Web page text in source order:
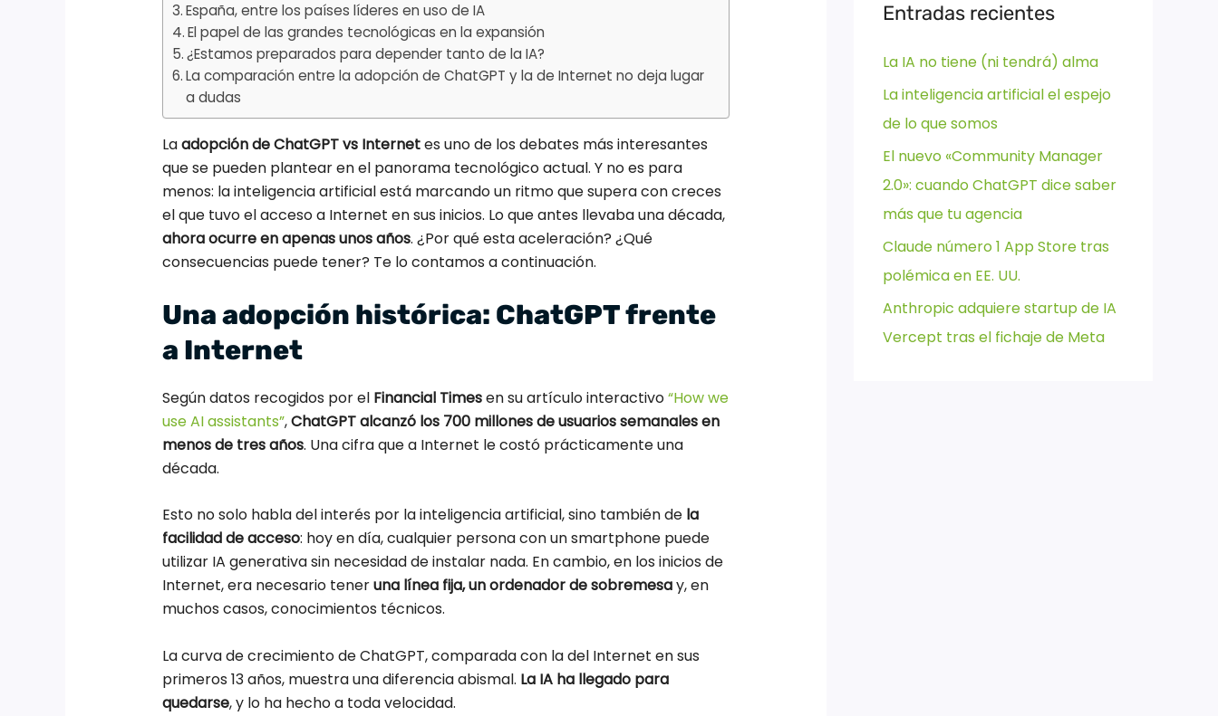
España, entre los países líderes en uso de IA
El papel de las grandes tecnológicas en la expansión
¿Estamos preparados para depender tanto de la IA?
La comparación entre la adopción de ChatGPT y la de Internet no deja lugar
a dudas
Laadopción de ChatGPT vs Internetes uno de los debates más interesantes
que se pueden plantear en el panorama tecnológico actual. Y no es para
menos: la inteligencia artificial está marcando un ritmo que supera con creces
el que tuvo el acceso a Internet en sus inicios. Lo que antes llevaba una década,
ahora ocurre en apenas unos años. ¿Por qué esta aceleración? ¿Qué
consecuencias puede tener? Te lo contamos a continuación.
Una adopción histórica: ChatGPT frente
a Internet
Según datos recogidos por el Financial Timesen su artículo interactivo“How we
use AI assistants”,ChatGPT alcanzó los 700 millones de usuarios semanales en
menos de tres años. Una cifra que a Internet le costó prácticamente una
década.
Esto no solo habla del interés por la inteligencia artificial, sino también de la
facilidad de acceso: hoy en día, cualquier persona con un smartphone puede
utilizar IA generativa sin necesidad de instalar nada. En cambio, en los inicios de
Internet, era necesario teneruna línea fija, un ordenador de sobremesay, en
muchos casos, conocimientos técnicos.
La curva de crecimiento de ChatGPT, comparada con la del Internet en sus
primeros 13 años, muestra una diferencia abismal. La IA ha llegado para
quedarse, y lo ha hecho a toda velocidad.
Entradas recientes
La IA no tiene (ni tendrá) alma
La inteligencia artificial el espejo
de lo que somos
El nuevo «Community Manager
2.0»: cuando ChatGPT dice saber
más que tu agencia
Claude número 1 App Store tras
polémica en EE. UU.
Anthropic adquiere startup de IA
Vercept tras el fichaje de Meta